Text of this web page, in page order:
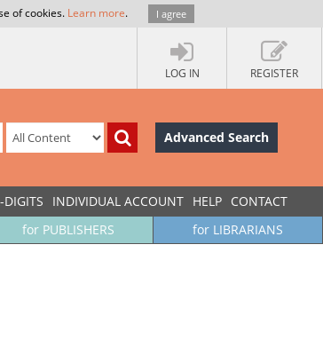
of cookies. Learn more. I agree
LOG IN REGISTER
Advanced Search
DIGITS INDIVIDUAL ACCOUNT HELP CONTACT
for LIBRARIANS
for PUBLISHERS